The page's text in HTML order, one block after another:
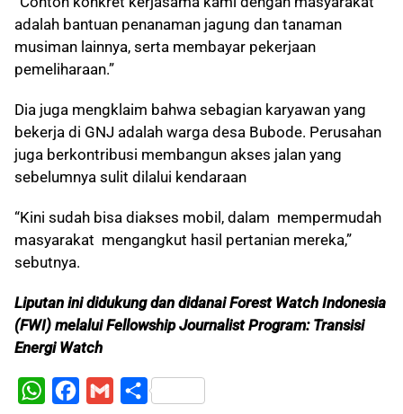
adalah bantuan penanaman jagung dan tanaman
musiman lainnya, serta membayar pekerjaan
pemeliharaan.”
Dia juga mengklaim bahwa sebagian karyawan yang
bekerja di GNJ adalah warga desa Bubode. Perusahan
juga berkontribusi membangun akses jalan yang
sebelumnya sulit dilalui kendaraan
“Kini sudah bisa diakses mobil, dalam mempermudah
masyarakat mengangkut hasil pertanian mereka,”
sebutnya.
Liputan ini didukung dan didanai Forest Watch Indonesia
(FWI) melalui Fellowship Journalist Program: Transisi
Energi Watch
W
S